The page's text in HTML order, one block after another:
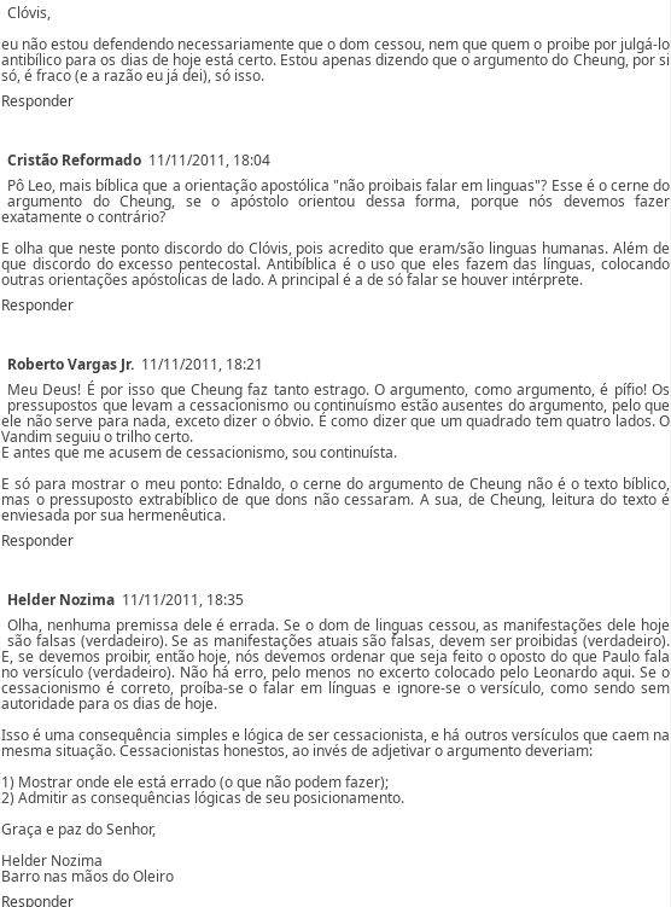
Clóvis,
eu não estou defendendo necessariamente que o dom cessou, nem que quem o proibe por julgá-lo
antibílico para os dias de hoje está certo. Estou apenas dizendo que o argumento do Cheung, por si
só, é fraco (e a razão eu já dei), só isso.
Responder
Cristão Reformado 11/11/2011, 18:04
Pô Leo, mais bíblica que a orientação apostólica "não proibais falar em linguas"? Esse é o cerne do
argumento do Cheung, se o apóstolo orientou dessa forma, porque nós devemos fazer
exatamente o contrário?
E olha que neste ponto discordo do Clóvis, pois acredito que eram/são linguas humanas. Além de
que discordo do excesso pentecostal. Antibíblica é o uso que eles fazem das línguas, colocando
outras orientações apóstolicas de lado. A principal é a de só falar se houver intérprete.
Responder
Roberto Vargas Jr. 11/11/2011, 18:21
Meu Deus! É por isso que Cheung faz tanto estrago. O argumento, como argumento, é pífio! Os
pressupostos que levam a cessacionismo ou continuísmo estão ausentes do argumento, pelo que
ele não serve para nada, exceto dizer o óbvio. É como dizer que um quadrado tem quatro lados. O
Vandim seguiu o trilho certo.
E antes que me acusem de cessacionismo, sou continuísta.
E só para mostrar o meu ponto: Ednaldo, o cerne do argumento de Cheung não é o texto bíblico,
mas o pressuposto extrabíblico de que dons não cessaram. A sua, de Cheung, leitura do texto é
enviesada por sua hermenêutica.
Responder
Helder Nozima 11/11/2011, 18:35
Olha, nenhuma premissa dele é errada. Se o dom de linguas cessou, as manifestações dele hoje
são falsas (verdadeiro). Se as manifestações atuais são falsas, devem ser proibidas (verdadeiro).
E, se devemos proibir, então hoje, nós devemos ordenar que seja feito o oposto do que Paulo fala
no versículo (verdadeiro). Não há erro, pelo menos no excerto colocado pelo Leonardo aqui. Se o
cessacionismo é correto, proíba-se o falar em línguas e ignore-se o versículo, como sendo sem
autoridade para os dias de hoje.
Isso é uma consequência simples e lógica de ser cessacionista, e há outros versículos que caem na
mesma situação. Cessacionistas honestos, ao invés de adjetivar o argumento deveriam:
1) Mostrar onde ele está errado (o que não podem fazer);
2) Admitir as consequências lógicas de seu posicionamento.
Graça e paz do Senhor,
Helder Nozima
Barro nas mãos do Oleiro
Responder